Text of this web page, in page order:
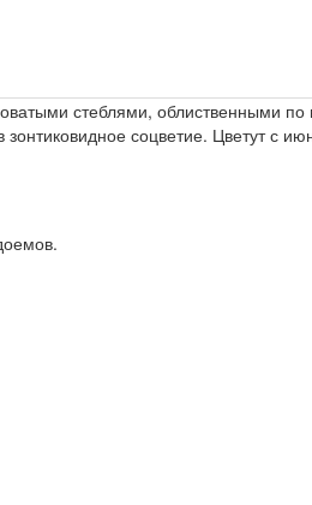
стеблями, облиственными
соцветие. Цветут с